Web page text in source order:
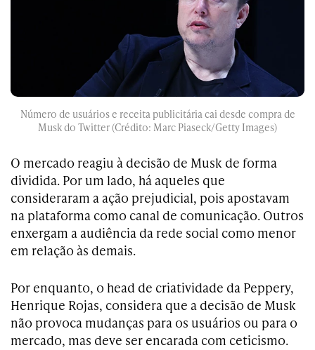
Número de usuários e receita publicitária cai desde compra de
Musk do Twitter (Crédito: Marc Piaseck/Getty Images)
O mercado reagiu à decisão de Musk de forma
dividida. Por um lado, há aqueles que
consideraram a ação prejudicial, pois apostavam
na plataforma como canal de comunicação. Outros
enxergam a audiência da rede social como menor
em relação às demais.
Por enquanto, o head de criatividade da Peppery,
Henrique Rojas, considera que a decisão de Musk
não provoca mudanças para os usuários ou para o
mercado, mas deve ser encarada com ceticismo.